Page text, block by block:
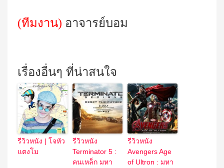
(ทีมงาน) อาจารย์บอม
เรื่องอื่นๆ ที่น่าสนใจ
รีวิวหนัง | โจหัว
แตงโม
รีวิวหนัง
Terminator 5 :
คนเหล็ก มหา
รีวิวหนัง
Avengers Age
of Ultron : มหา